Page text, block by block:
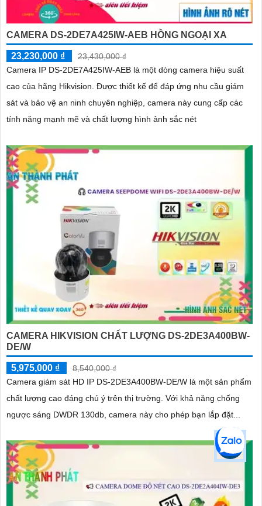
CAMERA DS-2DE7A425IW-AEB HỒNG NGOẠI XA
23,230,000 ₫
23,430,000 ₫
Camera IP DS-2DE7A425IW-AEB là một dòng camera hiệu suất
cao của hãng Hikvision. Được thiết kế để đáp ứng nhu cầu giám
sát và bảo vệ an ninh chuyên nghiệp, camera này cung cấp các
tính năng mạnh mẽ và chất lượng hình ảnh sắc nét
CAMERA HIKVISION CHẤT LƯỢNG DS-2DE3A400BW-
DE/W
5,975,000 ₫
8,540,000 ₫
Camera giám sát HD IP DS-2DE3A400BW-DE/W là một sản phẩm
chất lượng cao đáng chú ý trên thị trường. Với khả năng chống
ngược sáng DWDR 130db, camera này cho phép bạn lắp đặt...